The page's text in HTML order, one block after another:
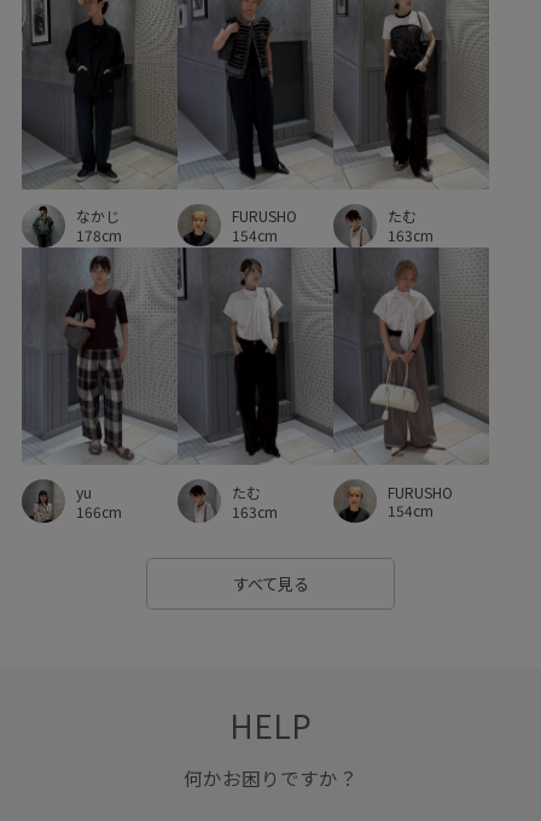
なかじ
178cm
FURUSHO
154cm
たむ
163cm
yu
166cm
たむ
163cm
FURUSHO
154cm
すべて見る
HELP
何かお困りですか？